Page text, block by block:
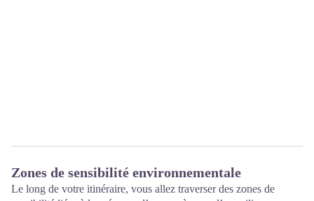
Zones de sensibilité environnementale
Le long de votre itinéraire, vous allez traverser des zones de